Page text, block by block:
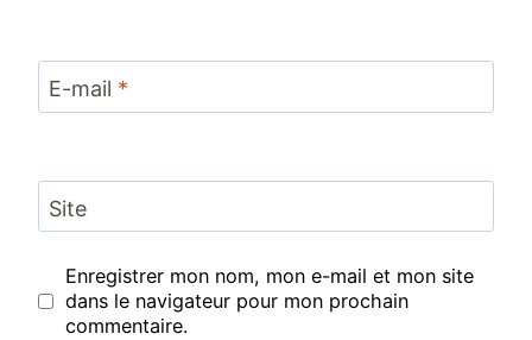
E-mail *
Site
Enregistrer mon nom, mon e-mail et mon site
dans le navigateur pour mon prochain
commentaire.